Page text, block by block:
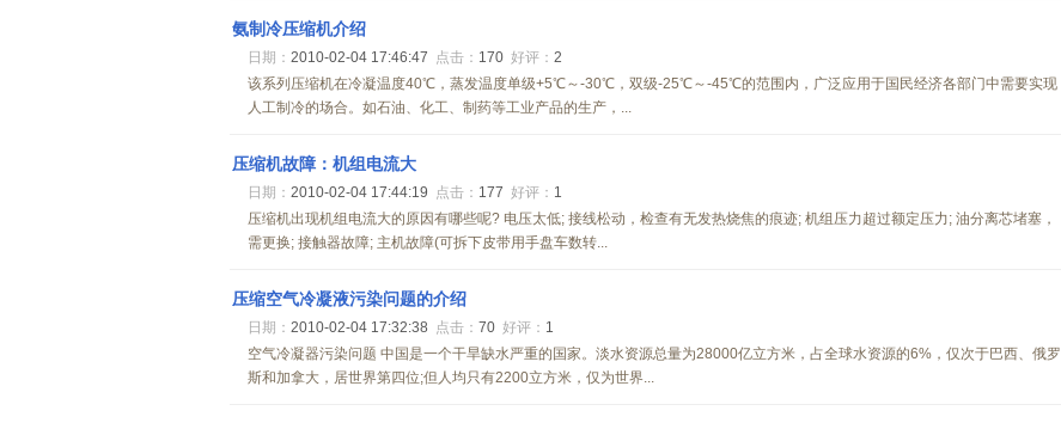
氨制冷压缩机介绍
日期： 2010-02-04 17:46:47 点击： 170 好评： 2
该系列压缩机在冷凝温度40℃，蒸发温度单级+5℃～-30℃，双级-25℃～-45℃的范围内，广泛应用于国民经济各部门中需要实现
人工制冷的场合。如石油、化工、制药等工业产品的生产，...
压缩机故障：机组电流大
日期： 2010-02-04 17:44:19 点击： 177 好评： 1
压缩机出现机组电流大的原因有哪些呢? 电压太低; 接线松动，检查有无发热烧焦的痕迹; 机组压力超过额定压力; 油分离芯堵塞，
需更换; 接触器故障; 主机故障(可拆下皮带用手盘车数转...
压缩空气冷凝液污染问题的介绍
日期： 2010-02-04 17:32:38 点击： 70 好评： 1
空气冷凝器污染问题 中国是一个干旱缺水严重的国家。淡水资源总量为28000亿立方米，占全球水资源的6%，仅次于巴西、俄罗
斯和加拿大，居世界第四位;但人均只有2200立方米，仅为世界...